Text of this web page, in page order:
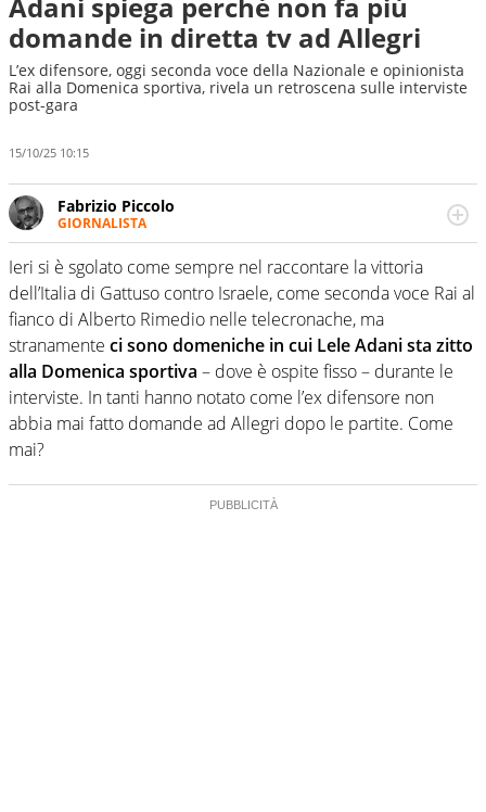
domande in diretta tv ad Allegri
L’ex difensore, oggi seconda voce della Nazionale e opinionista
Rai alla Domenica sportiva, rivela un retroscena sulle interviste
post-gara
15/10/25 10:15
Fabrizio Piccolo
GIORNALISTA
Nella sua carriera ha seguito numerose manifestazioni
sportive e collaborato con agenzie e testate. Esperienza,
competenza, conoscenza e memoria storica. Si occupa
prevalentemente di calcio
Ieri si è sgolato come sempre nel raccontare la vittoria
dell’Italia di Gattuso contro Israele, come seconda voce Rai al
fianco di Alberto Rimedio nelle telecronache, ma
stranamente ci sono domeniche in cui Lele Adani sta zitto
alla Domenica sportiva – dove è ospite fisso – durante le
interviste. In tanti hanno notato come l’ex difensore non
abbia mai fatto domande ad Allegri dopo le partite. Come
mai?